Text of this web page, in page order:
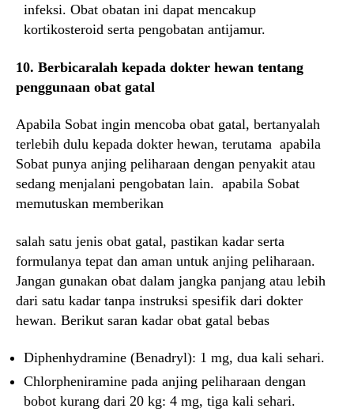
infeksi. Obat obatan ini dapat mencakup
kortikosteroid serta pengobatan antijamur.
10. Berbicaralah kepada dokter hewan tentang
penggunaan obat gatal
Apabila Sobat ingin mencoba obat gatal, bertanyalah
terlebih dulu kepada dokter hewan, terutama apabila
Sobat punya anjing peliharaan dengan penyakit atau
sedang menjalani pengobatan lain. apabila Sobat
memutuskan memberikan
salah satu jenis obat gatal, pastikan kadar serta
formulanya tepat dan aman untuk anjing peliharaan.
Jangan gunakan obat dalam jangka panjang atau lebih
dari satu kadar tanpa instruksi spesifik dari dokter
hewan. Berikut saran kadar obat gatal bebas
Diphenhydramine (Benadryl): 1 mg, dua kali sehari.
Chlorpheniramine pada anjing peliharaan dengan
bobot kurang dari 20 kg: 4 mg, tiga kali sehari.